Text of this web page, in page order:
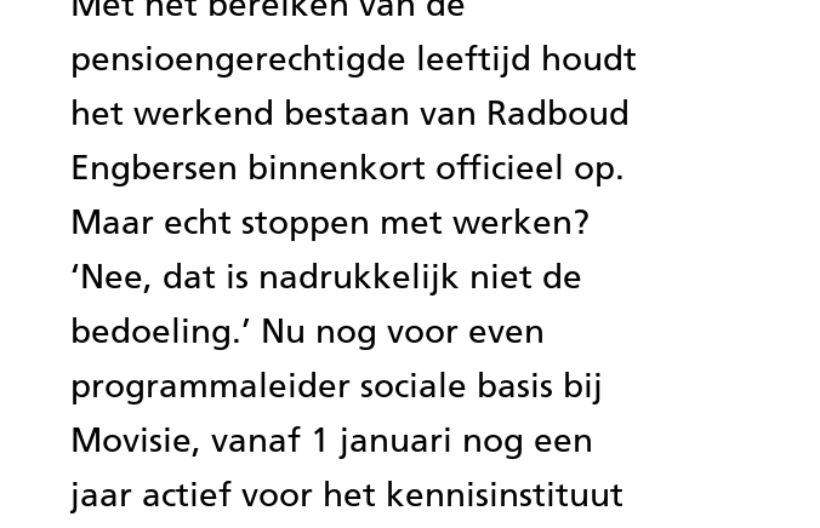
pensioengerechtigde leeftijd houdt
het werkend bestaan van Radboud
Engbersen binnenkort officieel op.
Maar echt stoppen met werken?
‘Nee, dat is nadrukkelijk niet de
bedoeling.’ Nu nog voor even
programmaleider sociale basis bij
Movisie, vanaf 1 januari nog een
jaar actief voor het kennisinstituut